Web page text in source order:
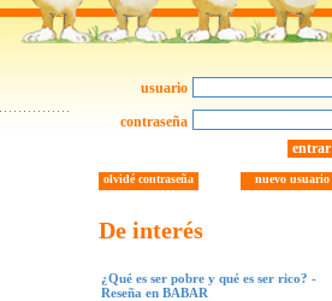
usuario
contraseña
entrar
nuevo usuario
olvidé contraseña
De interés
¿Qué es ser pobre y qué es ser rico? -
Reseña en BABAR